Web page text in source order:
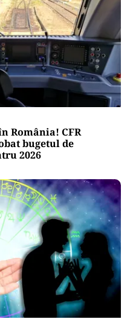
România! CFR
bugetul de
2026